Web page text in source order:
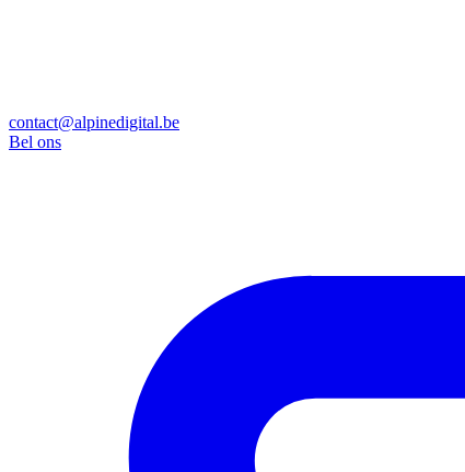
contact@alpinedigital.be
Bel ons